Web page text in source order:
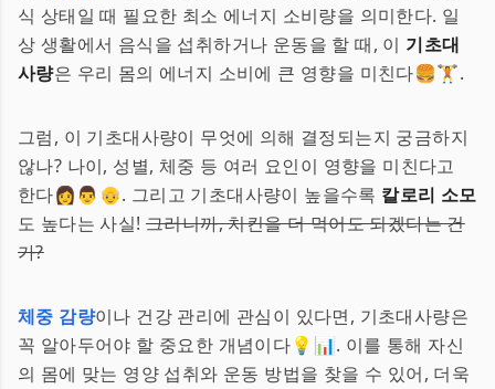
식 상태일 때 필요한 최소 에너지 소비량을 의미한다. 일
상 생활에서 음식을 섭취하거나 운동을 할 때, 이 기초대
사량은 우리 몸의 에너지 소비에 큰 영향을 미친다🍔🏋️.
그럼, 이 기초대사량이 무엇에 의해 결정되는지 궁금하지
않나? 나이, 성별, 체중 등 여러 요인이 영향을 미친다고
한다👩👨👴. 그리고 기초대사량이 높을수록 칼로리 소모
도 높다는 사실! 그러니까, 치킨을 더 먹어도 되겠다는 건
가?
체중 감량이나 건강 관리에 관심이 있다면, 기초대사량은
꼭 알아두어야 할 중요한 개념이다💡📊. 이를 통해 자신
의 몸에 맞는 영양 섭취와 운동 방법을 찾을 수 있어, 더욱